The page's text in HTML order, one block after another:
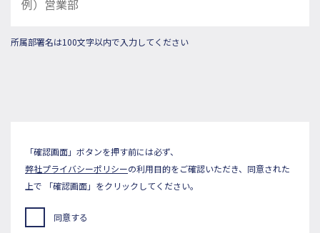
所属部署名は100文字以内で入力してください
「確認画面」ボタンを押す前には必ず、
弊社プライバシーポリシーの利用目的をご確認いただき、同意された
上で 「確認画面」をクリックしてください。
同意する